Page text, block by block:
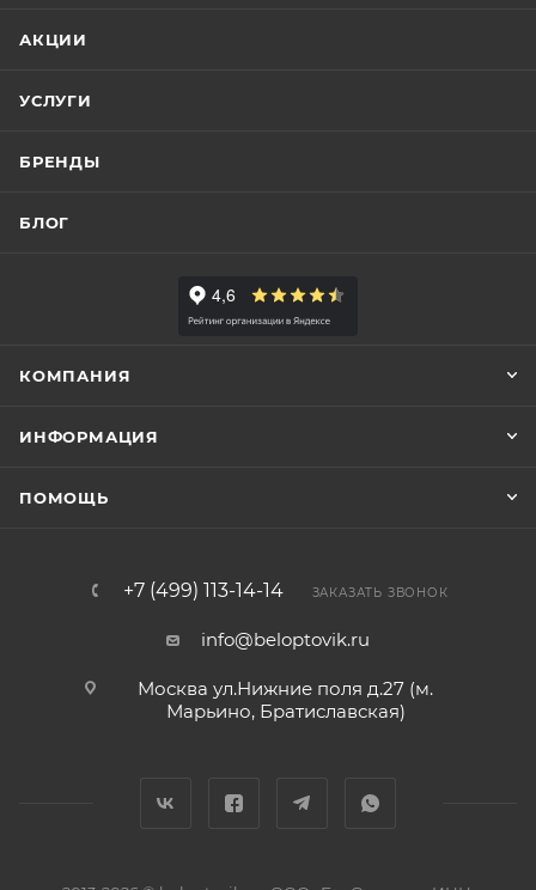
АКЦИИ
УСЛУГИ
БРЕНДЫ
БЛОГ
КОМПАНИЯ
ИНФОРМАЦИЯ
ПОМОЩЬ
+7 (499) 113-14-14 ЗАКАЗАТЬ ЗВОНОК
info@beloptovik.ru
Москва ул.Нижние поля д.27 (м.
Марьино, Братиславская)